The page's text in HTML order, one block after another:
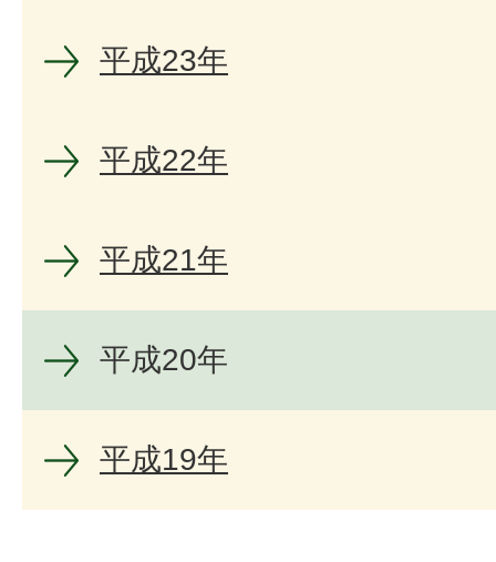
平成23年
平成22年
平成21年
平成20年
平成19年